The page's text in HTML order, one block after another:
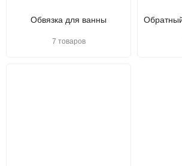
Обвязка для ванны
7 товаров